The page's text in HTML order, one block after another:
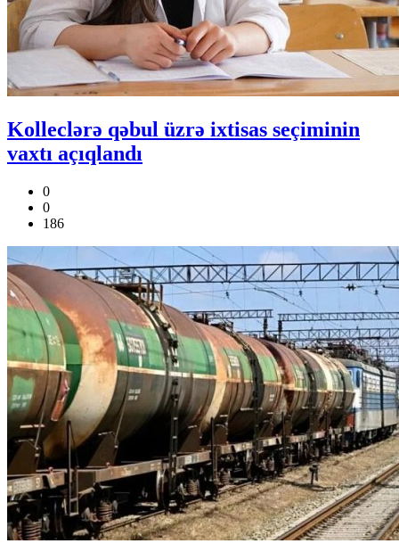
Kolleclərə qəbul üzrə ixtisas seçiminin
vaxtı açıqlandı
0
0
186